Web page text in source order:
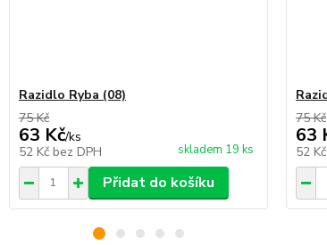
Razidlo Ryba (08)
75 Kč
63 Kč/ks
52 Kč bez DPH skladem 19 ks
Přidat do košíku
75 Kč
63
52 Kč